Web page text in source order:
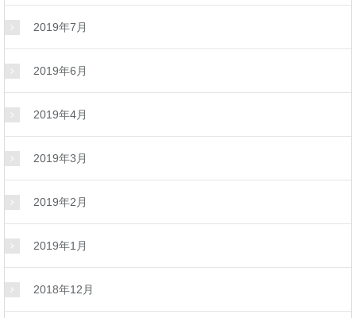
2019年7月
2019年6月
2019年4月
2019年3月
2019年2月
2019年1月
2018年12月